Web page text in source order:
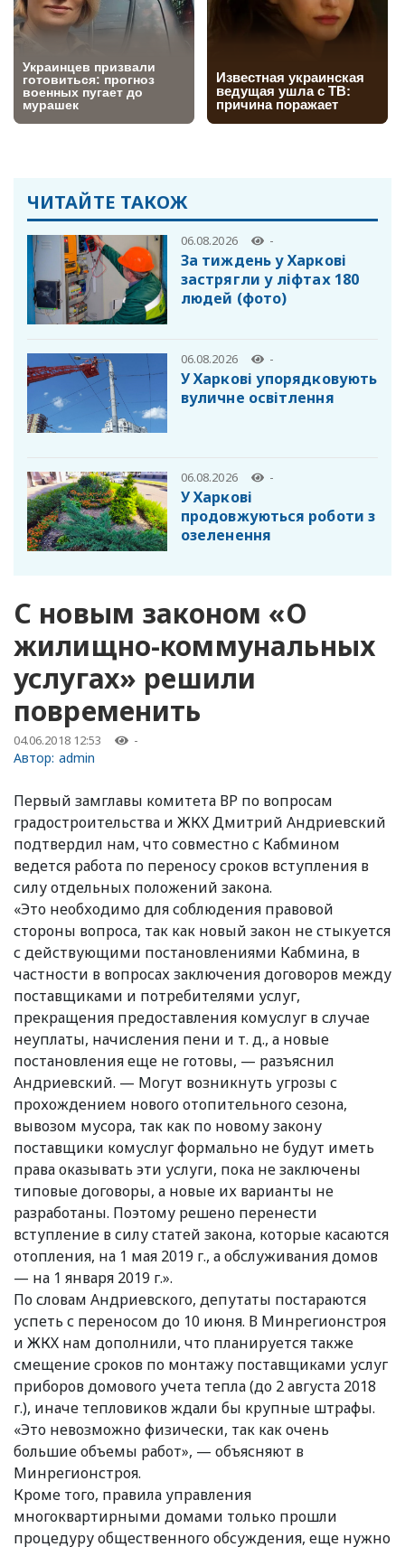
ЧИТАЙТЕ ТАКОЖ
06.08.2026 -
За тиждень у Харкові
застрягли у ліфтах 180
людей (фото)
06.08.2026 -
У Харкові упорядковують
вуличне освітлення
06.08.2026 -
У Харкові
продовжуються роботи з
озеленення
С новым законом «О
жилищно-коммунальных
услугах» решили
повременить
04.06.2018 12:53 -
Автор: admin
Первый замглавы комитета ВР по вопросам
градостроительства и ЖКХ Дмитрий Андриевский
подтвердил нам, что совместно с Кабмином
ведется работа по переносу сроков вступления в
силу отдельных положений закона.
«Это необходимо для соблюдения правовой
стороны вопроса, так как новый закон не стыкуется
с действующими постановлениями Кабмина, в
частности в вопросах заключения договоров между
поставщиками и потребителями услуг,
прекращения предоставления комуслуг в случае
неуплаты, начисления пени и т. д., а новые
постановления еще не готовы, — разъяснил
Андриевский. — Могут возникнуть угрозы с
прохождением нового отопительного сезона,
вывозом мусора, так как по новому закону
поставщики комуслуг формально не будут иметь
права оказывать эти услуги, пока не заключены
типовые договоры, а новые их варианты не
разработаны. Поэтому решено перенести
вступление в силу статей закона, которые касаются
отопления, на 1 мая 2019 г., а обслуживания домов
— на 1 января 2019 г.».
По словам Андриевского, депутаты постараются
успеть с переносом до 10 июня. В Минрегионстроя
и ЖКХ нам дополнили, что планируется также
смещение сроков по монтажу поставщиками услуг
приборов домового учета тепла (до 2 августа 2018
г.), иначе тепловиков ждали бы крупные штрафы.
«Это невозможно физически, так как очень
большие объемы работ», — объясняют в
Минрегионстроя.
Кроме того, правила управления
многоквартирными домами только прошли
процедуру общественного обсуждения, еще нужно